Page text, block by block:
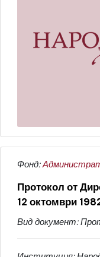
Фонд:
Протокол от
12 октомври
Вид документ: